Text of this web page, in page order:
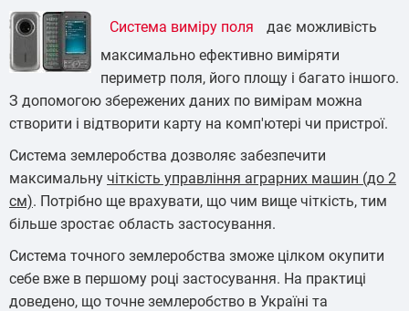
Система виміру поля
дає можливість
максимально ефективно виміряти
периметр поля, його площу і багато іншого.
З допомогою збережених даних по вимірам можна
створити і відтворити карту на комп'ютері чи пристрої.
Система землеробства дозволяє забезпечити
максимальну чіткість управління аграрних машин (до 2
см). Потрібно ще врахувати, що чим вище чіткість, тим
більше зростає область застосування.
Система точного землеробства зможе цілком окупити
себе вже в першому році застосування. На практиці
доведено, що точне землеробство в Україні та